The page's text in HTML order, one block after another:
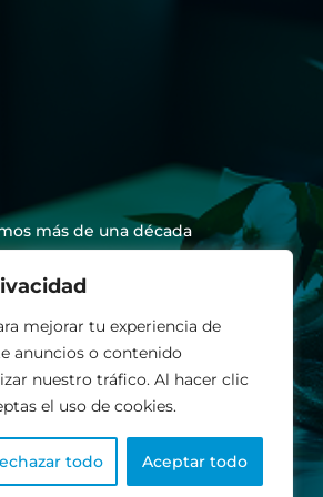
mejorar tu experiencia de
anuncios o contenido
nuestro tráfico. Al hacer clic
el uso de cookies.
todo Aceptar todo
más de una década
de las flores.